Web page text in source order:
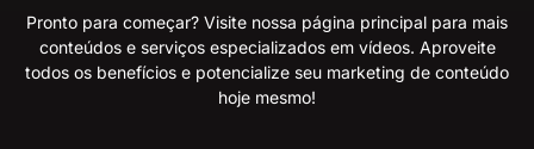
Pronto para começar? Visite nossa página principal para mais
conteúdos e serviços especializados em vídeos. Aproveite
todos os benefícios e potencialize seu marketing de conteúdo
hoje mesmo!